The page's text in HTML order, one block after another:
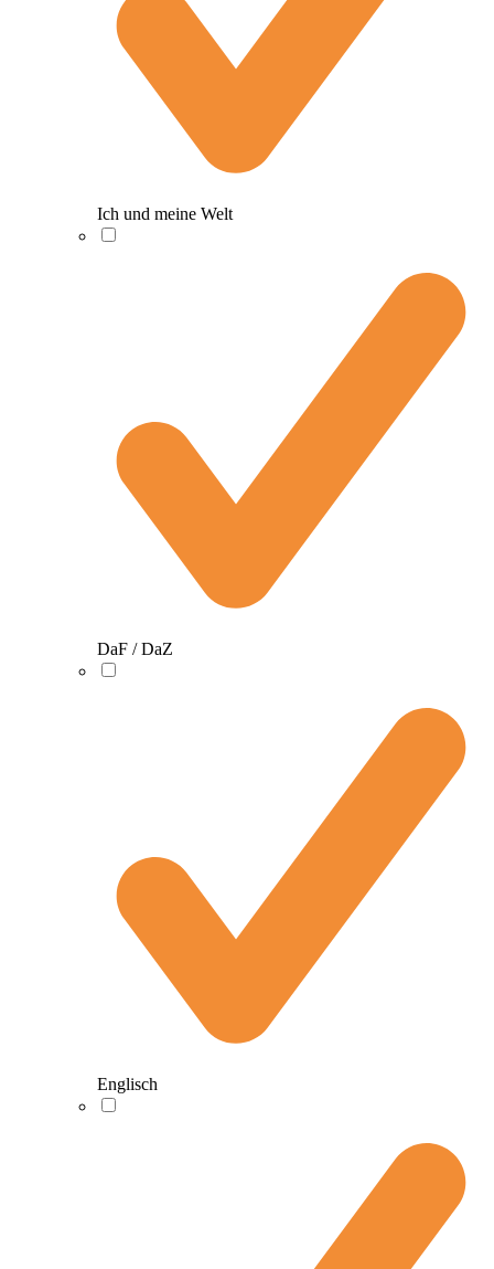
Ich und meine Welt
DaF / DaZ
Englisch